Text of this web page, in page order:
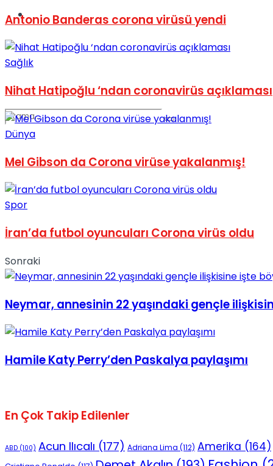
Podcast
No Result
View All Result
Antonio Banderas corona virüsü yendi
Sağlık
Nihat Hatipoğlu ‘ndan coronavirüs açıklaması
Dünya
Mel Gibson da Corona virüse yakalanmış!
Spor
İran’da futbol oyuncuları Corona virüs oldu
Sonraki
Neymar, annesinin 22 yaşındaki gençle
Hamile Katy Perry’den Paskalya paylaşımı
En Çok Takip Edilenler
ABD (100) Acun Ilıcalı (177) Adriana Lima (112) Amerika (164)